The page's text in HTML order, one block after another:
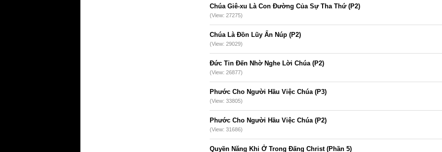
Chúa Giê-xu Là Con Đường Của Sự Tha Thứ (P2)
(View: 27275)
Chúa Là Đồn Lũy Ẩn Núp (P2)
(View: 29029)
Đức Tin Đến Nhờ Nghe Lời Chúa (P2)
(View: 26877)
Phước Cho Người Hầu Việc Chúa (P3)
(View: 33805)
Phước Cho Người Hầu Việc Chúa (P2)
(View: 31686)
Quyền Năng Khi Ở Trong Đấng Christ (Phần 5)